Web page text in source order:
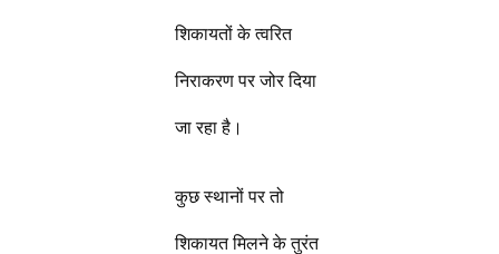
शिकायतों के त्वरित
निराकरण पर जोर दिया
जा रहा है।
कुछ स्थानों पर तो
शिकायत मिलने के तुरंत